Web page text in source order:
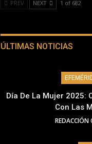
PREV NEXT 1 of 682
ÚLTIMAS NOTICIAS
Día De La Mujer 2025:
Con Las
REDACCIÓN